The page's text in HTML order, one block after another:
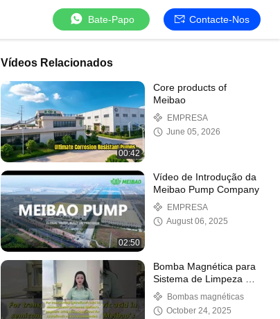
Bate-Papo Contacte-Nos
Vídeos Relacionados
00:42
Core products of
Meibao
EMPRESA
June 05, 2026
02:50
Vídeo de Introdução da
Meibao Pump Company
EMPRESA
August 06, 2025
Bomba Magnética para
Sistema de Limpeza de
Semicondutores com
Ácido Fluorídrico
Bombas magnéticas
October 24, 2025